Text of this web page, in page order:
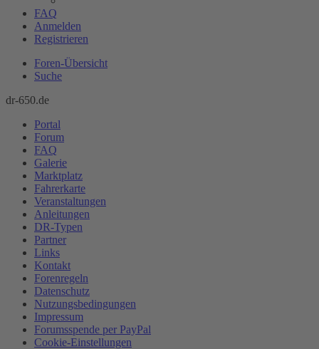
FAQ
Anmelden
Registrieren
Foren-Übersicht
Suche
dr-650.de
Portal
Forum
FAQ
Galerie
Marktplatz
Fahrerkarte
Veranstaltungen
Anleitungen
DR-Typen
Partner
Links
Kontakt
Forenregeln
Datenschutz
Nutzungsbedingungen
Impressum
Forumsspende per PayPal
Cookie-Einstellungen